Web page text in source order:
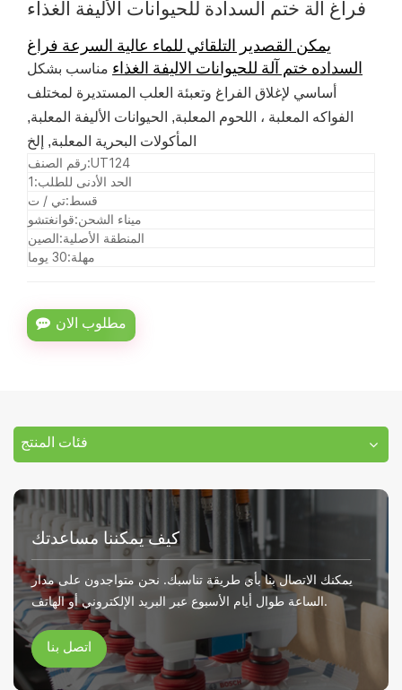
فراغ آلة ختم السدادة للحيوانات الأليفة الغذاء
يمكن القصدير التلقائي للماء عالية السرعة فراغ
السداده ختم آلة للحيوانات الاليفة الغذاء مناسب بشكل
أساسي لإغلاق الفراغ وتعبئة العلب المستديرة لمختلف
الفواكه المعلبة ، اللحوم المعلبة, الحيوانات الأليفة المعلبة,
المأكولات البحرية المعلبة,
رقم الصنف:UT124
الحد الأدنى للطلب:1
قسط:تي / ت
ميناء الشحن:قوانغتشو
المنطقة الأصلية:الصين
مهلة:30 يوما
مطلوب الان
فئات المنتج
كيف يمكننا مساعدتك
يمكنك الاتصال بنا بأي طريقة تناسبك. نحن متواجدون على مدار
الساعة طوال أيام الأسبوع عبر البريد الإلكتروني أو الهاتف.
اتصل بنا